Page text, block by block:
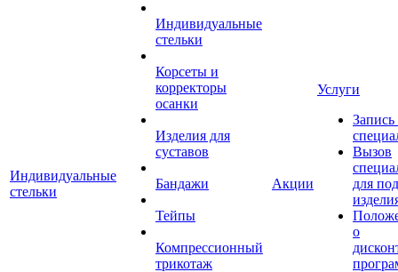
Индивидуальные
стельки
Индивидуальные
стельки
Корсеты и
корректоры
осанки
Изделия для
суставов
Бандажи
Тейпы
Компрессионный
трикотаж
Акции
Услуги
Запись
Вызов
для
о